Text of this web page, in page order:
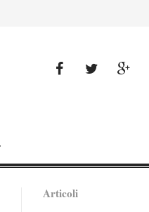
facebook
Twitter
Articoli